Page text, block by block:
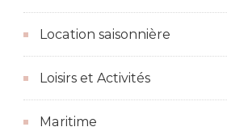
Location saisonnière
Loisirs et Activités
Maritime